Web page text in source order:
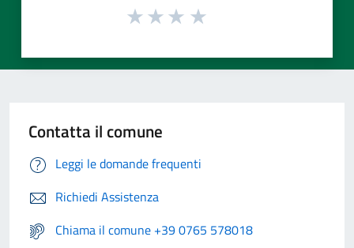
Contatta il comune
Leggi le domande frequenti
Richiedi Assistenza
Chiama il comune +39 0765 578018